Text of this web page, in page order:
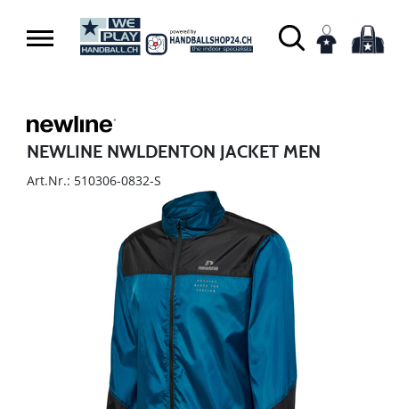
NEWLINE NWLDENTON JACKET MEN
Art.Nr.: 510306-0832-S